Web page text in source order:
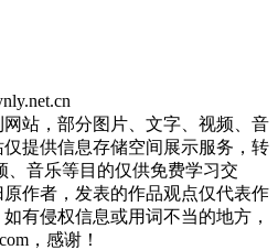
站，部分图片、文字、视频、音
提供信息存储空间展示服务，转
、音乐等目的仅供免费学习交
作者，发表的作品观点仅代表作
有侵权信息或用词不当的地方，
，感谢！